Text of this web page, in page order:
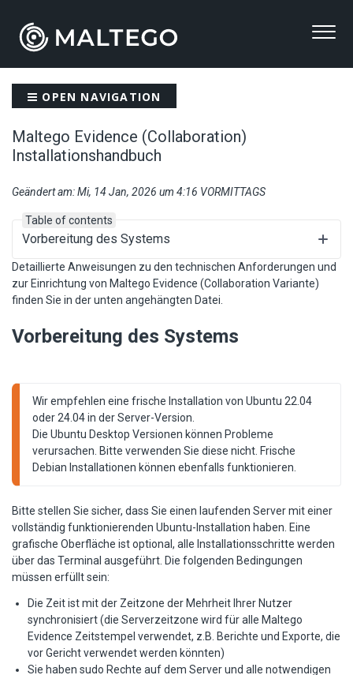
OPEN NAVIGATION
Maltego Evidence (Collaboration)
Installationshandbuch
Geändert am: Mi, 14 Jan, 2026 um 4:16 VORMITTAGS
Detaillierte Anweisungen zu den technischen Anforderungen und
zur Einrichtung von Maltego Evidence (Collaboration Variante)
finden Sie in der unten angehängten Datei.
Vorbereitung des Systems
Wir empfehlen eine frische Installation von Ubuntu 22.04
oder 24.04 in der Server-Version.
Die Ubuntu Desktop Versionen können Probleme
verursachen. Bitte verwenden Sie diese nicht. Frische
Debian Installationen können ebenfalls funktionieren.
Bitte stellen Sie sicher, dass Sie einen laufenden Server mit einer
vollständig funktionierenden Ubuntu-Installation haben. Eine
grafische Oberfläche ist optional, alle Installationsschritte werden
über das Terminal ausgeführt. Die folgenden Bedingungen
müssen erfüllt sein:
Die Zeit ist mit der Zeitzone der Mehrheit Ihrer Nutzer
synchronisiert (die Serverzeitzone wird für alle Maltego
Evidence Zeitstempel verwendet, z.B. Berichte und Exporte, die
vor Gericht verwendet werden könnten)
Sie haben sudo Rechte auf dem Server und alle notwendigen
Table of contents
Vorbereitung des Systems